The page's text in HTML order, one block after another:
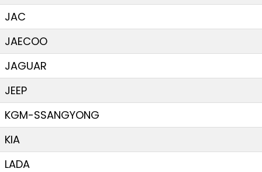
JAC
JAECOO
JAGUAR
JEEP
KGM-SSANGYONG
KIA
LADA